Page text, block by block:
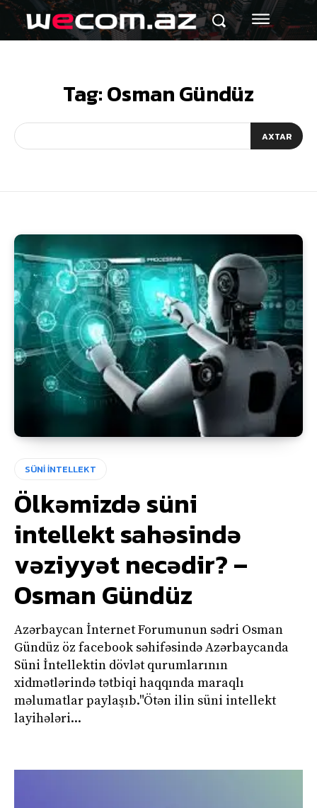
Tag:Osman Gündüz
AXTAR
SÜNİ İNTELLEKT
Ölkəmizdə süni
intellekt sahəsində
vəziyyət necədir? –
Osman Gündüz
Azərbaycan İnternet Forumunun sədri Osman
Gündüz öz facebook səhifəsində Azərbaycanda
Süni İntellektin dövlət qurumlarının
xidmətlərində tətbiqi haqqında maraqlı
məlumatlar paylaşıb."Ötən ilin süni intellekt
layihələri...